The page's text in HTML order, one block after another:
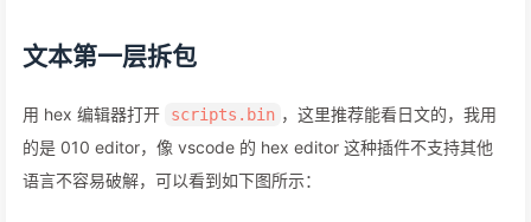
文本第一层拆包
用 hex 编辑器打开 scripts.bin ，这里推荐能看日文的，我用
的是 010 editor，像 vscode 的 hex editor 这种插件不支持其他
语言不容易破解，可以看到如下图所示：